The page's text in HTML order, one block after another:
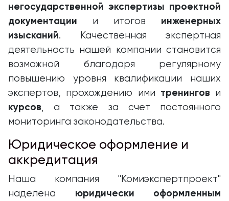
негосударственной экспертизы проектной
документации и итогов инженерных
изысканий. Качественная экспертная
деятельность нашей компании становится
возможной благодаря регулярному
повышению уровня квалификации наших
экспертов, прохождению ими тренингов и
курсов, а также за счет постоянного
мониторинга законодательства.
Юридическое оформление и
аккредитация
Наша компания "Комиэкспертпроект"
наделена юридически оформленным